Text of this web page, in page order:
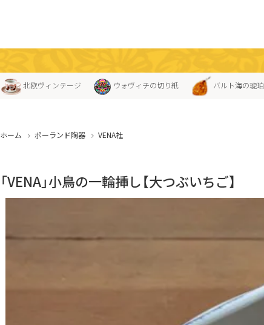
北欧ヴィンテージ ウォヴィチの切り紙 バルト海の琥珀
ホーム ポーランド陶器 VENA社
「VENA」小鳥の一輪挿し【大つぶいちご】